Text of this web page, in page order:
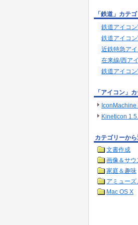
「鉄道」カテ
鉄道アイコ
鉄道アイコ
近鉄特急ア
在来線/西ア
鉄道アイコ
「アイコン」
Kineticon
カテゴリーか
文書作成
画像＆サウ
家庭＆趣味
アミューズ
Mac OS X